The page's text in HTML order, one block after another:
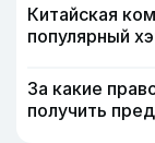
Китайская
популярный
За какие
получить